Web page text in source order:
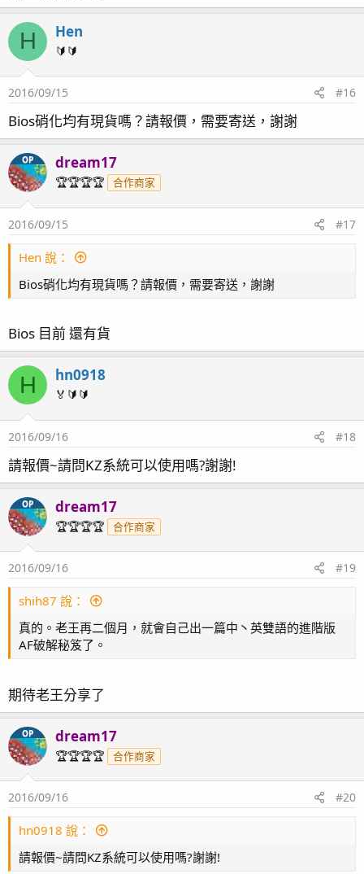
H Hen
🔰🔰
2016/09/15 #16
Bios硝化均有現貨嗎？請報價，需要寄送，謝謝
OP dream17
🏆🏆🏆🏆 合作商家
2016/09/15 #17
Hen 說：
Bios硝化均有現貨嗎？請報價，需要寄送，謝謝
Bios 目前 還有貨
H hn0918
🏅🔰🔰
2016/09/16 #18
請報價~請問KZ系統可以使用嗎?謝謝!
OP dream17
🏆🏆🏆🏆 合作商家
2016/09/16 #19
shih87 說：
真的。老王再二個月，就會自己出一篇中丶英雙語的進階版
AF破解秘笈了。
期待老王分享了
OP dream17
🏆🏆🏆🏆 合作商家
2016/09/16 #20
hn0918 說：
請報價~請問KZ系統可以使用嗎?謝謝!